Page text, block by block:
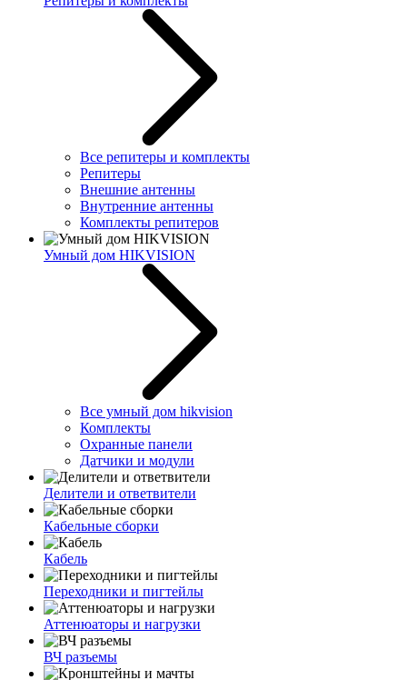
Все репитеры и комплекты
Репитеры
Внешние антенны
Внутренние антенны
Комплекты репитеров
Умный дом HIKVISION
Все умный дом hikvision
Комплекты
Охранные панели
Датчики и модули
Делители и ответвители
Кабельные сборки
Кабель
Переходники и пигтейлы
Аттенюаторы и нагрузки
ВЧ разъемы